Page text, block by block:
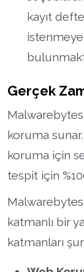
kayıt
Gerçek
koruma sunar.
koruma için
tespit için
katmanlı bir
katmanları